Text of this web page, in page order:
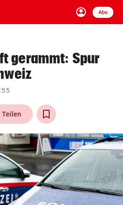
account_circle
Anmelden
Abo
close Schließen
arrow_right
gerammt: Spur
Teilen